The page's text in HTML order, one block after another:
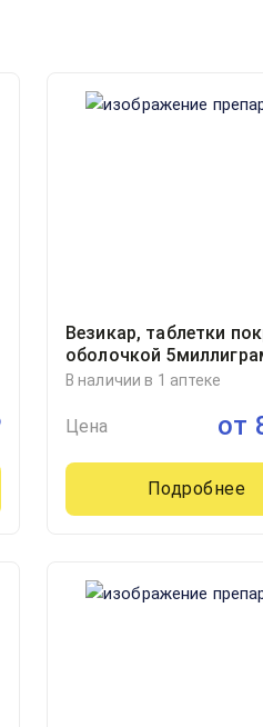
Везикар, таблетки
оболочкой
блистер, 10, Астеллас
В наличии в 1 аптеке
Цена от
Подробнее